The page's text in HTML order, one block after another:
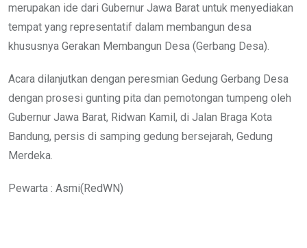
merupakan ide dari Gubernur Jawa Barat untuk menyediakan
tempat yang representatif dalam membangun desa
khususnya Gerakan Membangun Desa (Gerbang Desa).
Acara dilanjutkan dengan peresmian Gedung Gerbang Desa
dengan prosesi gunting pita dan pemotongan tumpeng oleh
Gubernur Jawa Barat, Ridwan Kamil, di Jalan Braga Kota
Bandung, persis di samping gedung bersejarah, Gedung
Merdeka.
Pewarta : Asmi(RedWN)